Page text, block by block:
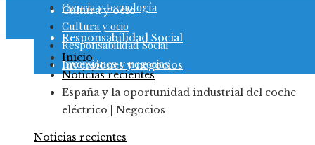
Cultura y ocio
Responsabilidad Social
Inversiones y negocios
Ciencia y tecnología
Cultura y ocio
Responsabilidad Social
Inversiones y negocios
Inicio
Noticias recientes
España y la oportunidad industrial del coche
eléctrico | Negocios
Noticias recientes